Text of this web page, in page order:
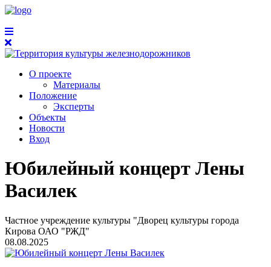
О проекте
Материалы
Положение
Эксперты
Объекты
Новости
Вход
Юбилейный концерт Лены
Василек
Частное учреждение культуры "Дворец культуры города
Кирова ОАО "РЖД"
08.08.2025